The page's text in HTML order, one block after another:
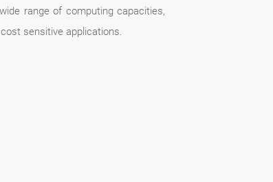
range of computing capacities,
sensitive applications.